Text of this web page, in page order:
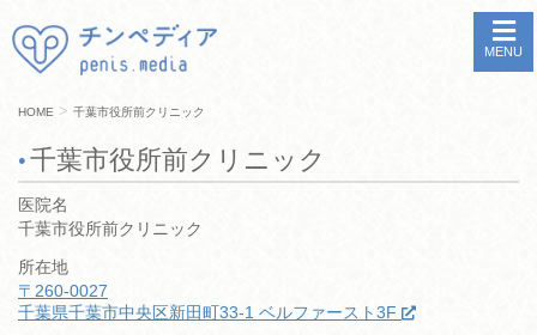
MENU
HOME > 千葉市役所前クリニック
千葉市役所前クリニック
医院名
千葉市役所前クリニック
所在地
〒260-0027
千葉県千葉市中央区新田町33-1 ベルファースト3F